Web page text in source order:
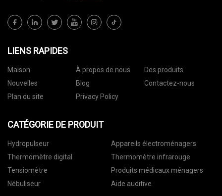
LIENS RAPIDES
Maison À propos de nous
Des produits
Nouvelles
Blog
Contactez-nous
Plan du site
Privacy Policy
CATÉGORIE DE PRODUIT
Hydropulseur
Appareils électroménagers
Thermomètre digital
Thermomètre infrarouge
Tensiomètre
Produits médicaux ménagers
Nébuliseur
Aide auditive